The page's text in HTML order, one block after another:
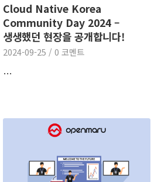
Cloud Native Korea
Community Day 2024 –
생생했던 현장을 공개합니다!
2024-09-25 / 0 코멘트
…